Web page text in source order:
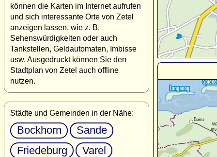
können die Karten im Internet aufrufen
und sich interessante Orte von Zetel
anzeigen lassen, wie z. B.
Sehenswürdigkeiten oder auch
Tankstellen, Geldautomaten, Imbisse
usw. Ausgedruckt können Sie den
Stadtplan von Zetel auch offline
nutzen.
Städte und Gemeinden in der Nähe:
Bockhorn
Sande
Friedeburg
Varel